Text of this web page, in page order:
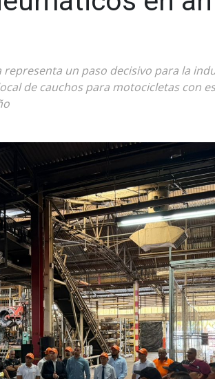
un paso decisivo para la
de cauchos para motocicletas con